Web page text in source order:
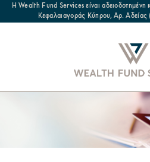
Η Wealth Fund Services είναι αδειοδοτημένη
Κεφαλαιαγοράς Κύπρου, Αρ.